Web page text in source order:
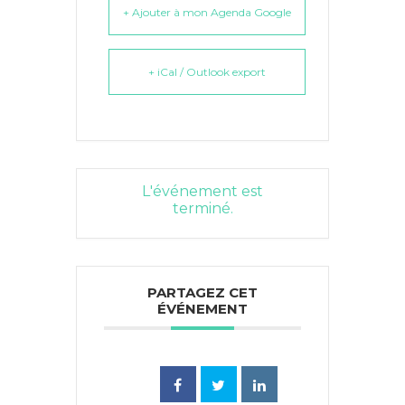
+ Ajouter à mon Agenda Google
+ iCal / Outlook export
L'événement est
terminé.
PARTAGEZ CET
ÉVÉNEMENT